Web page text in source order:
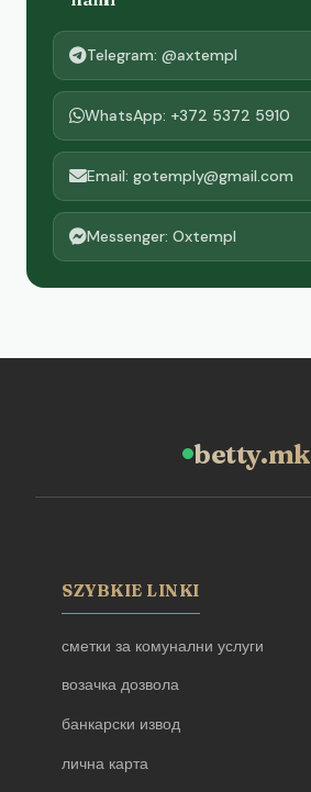
Telegram: @axtempl
WhatsApp: +372 5372 5910
Email: gotemply@gmail.com
Messenger: Oxtempl
betty.mk
SZYBKIE LINKI
сметки за комунални услуги
возачка дозвола
банкарски извод
лична карта